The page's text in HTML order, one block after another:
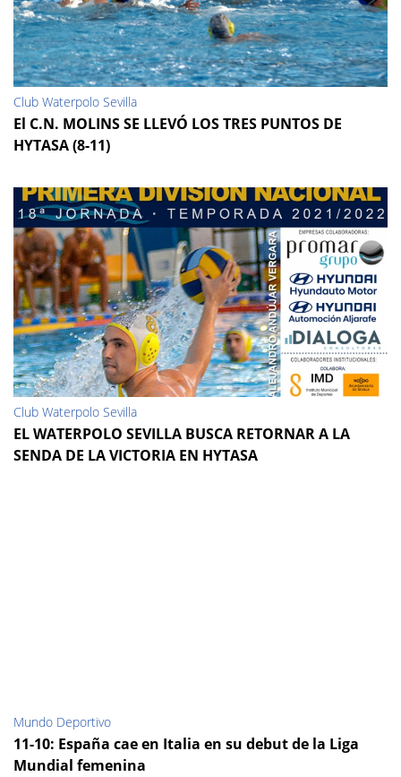
Club Waterpolo Sevilla
El C.N. MOLINS SE LLEVÓ LOS TRES PUNTOS DE
HYTASA (8-11)
Club Waterpolo Sevilla
EL WATERPOLO SEVILLA BUSCA RETORNAR A LA
SENDA DE LA VICTORIA EN HYTASA
Mundo Deportivo
11-10: España cae en Italia en su debut de la Liga
Mundial femenina